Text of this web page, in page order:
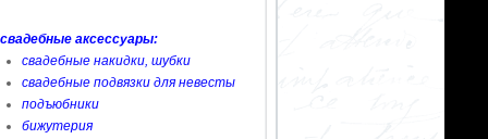
свадебные аксессуары:
свадебные накидки, шубки
свадебные подвязки для невесты
подъюбники
бижутерия